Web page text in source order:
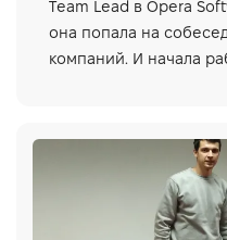
Тeam Lead в Opera
она попала на
компаний. И начала